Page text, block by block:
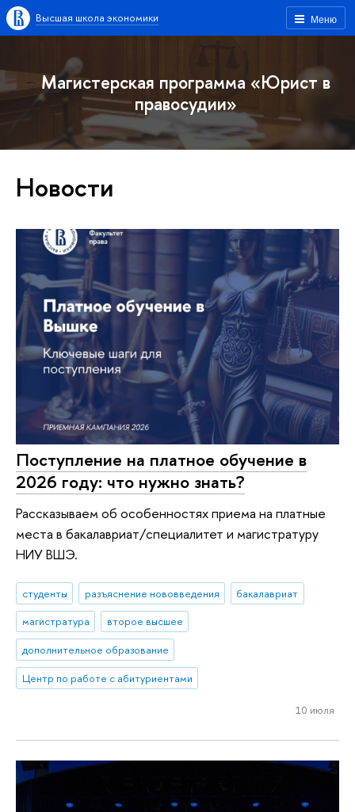
Меню
Высшая школа экономики
Магистерская программа «Юрист в
правосудии»
Новости
Поступление на платное обучение в
2026 году: что нужно знать?
Рассказываем об особенностях приема на платные
места в бакалавриат/специалитет и магистратуру
НИУ ВШЭ.
студенты разъяснение нововведения
бакалавриат
магистратура
второе высшее
дополнительное образование
Центр по работе с абитуриентами
10 июля